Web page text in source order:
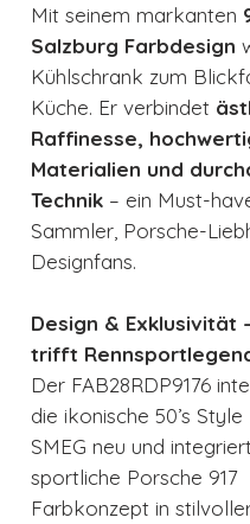
Mit seinem markanten
Salzburg Farbdesign
Kühlschrank zum
Küche. Er verbindet
Raffinesse,
Materialien und
Technik – ein Must-
Sammler, Porsche-
Designfans.
Design & Exklusivität
trifft
Der FAB28RDP9176
die ikonische 50’s Style
SMEG neu und
sportliche Porsche 917
Farbkonzept in